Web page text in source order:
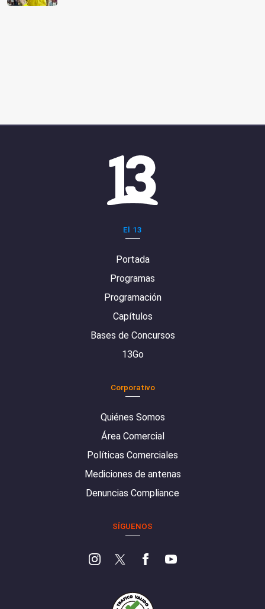
El 13
Portada
Programas
Programación
Capítulos
Bases de Concursos
13Go
Corporativo
Quiénes Somos
Área Comercial
Políticas Comerciales
Mediciones de antenas
Denuncias Compliance
SÍGUENOS